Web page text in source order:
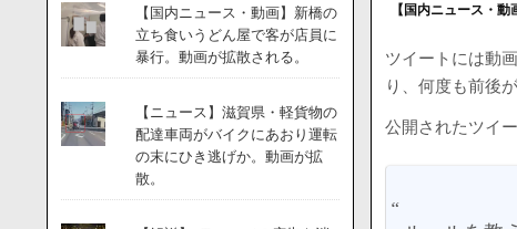
【国内ニュース・
ツイートには動
り、何度も前後
公開されたツイ
【国内ニュース・動画】新橋の
立ち食いうどん屋で客が店員に
暴行。動画が拡散される。
【ニュース】滋賀県・軽貨物の
配達車両がバイクにあおり運転
の末にひき逃げか。動画が拡
散。